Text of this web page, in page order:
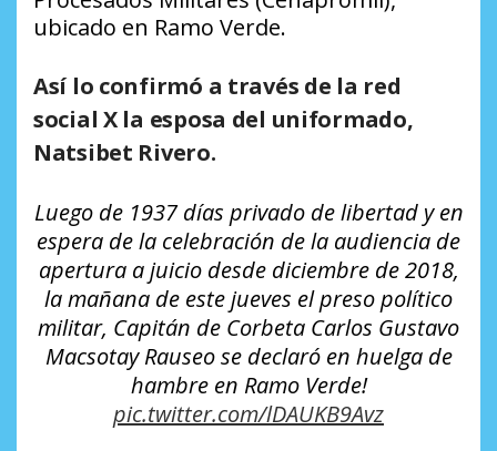
ubicado en Ramo Verde.
Así lo confirmó a través de la red
social X la esposa del uniformado,
Natsibet Rivero.
Luego de 1937 días privado de libertad y en
espera de la celebración de la audiencia de
apertura a juicio desde diciembre de 2018,
la mañana de este jueves el preso político
militar, Capitán de Corbeta Carlos Gustavo
Macsotay Rauseo se declaró en huelga de
hambre en Ramo Verde!
pic.twitter.com/lDAUKB9Avz